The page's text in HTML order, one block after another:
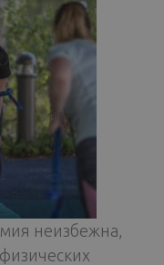
неизбежна,